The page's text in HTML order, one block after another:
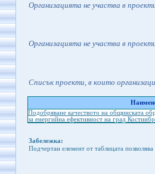
Организацията не участва в
Организацията не участва в
Списък проекти, в които
Подобряване качеството на общинската
за енергийна ефективност на град
Забележка:
Подчертан елемент от таблицата